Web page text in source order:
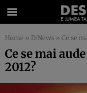
Home » D:News » Ce se
Ce se mai
2012?